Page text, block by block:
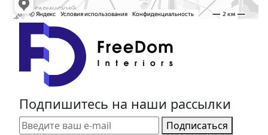
Подпишитесь на наши рассылки
Подписаться